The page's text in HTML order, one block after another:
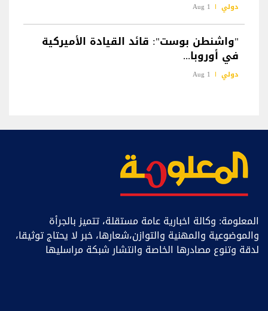
دولي 1 Aug
"واشنطن بوست": قائد القيادة الأميركية
في أوروبا...
دولي 1 Aug
المعلومة: وكالة اخبارية عامة مستقلة، تتميز بالجرأة
والموضوعية والمهنية والتوازن،شعارها، خبر ﻻ يحتاج توثيقا،
لدقة وتنوع مصادرها الخاصة وانتشار شبكة مراسليها